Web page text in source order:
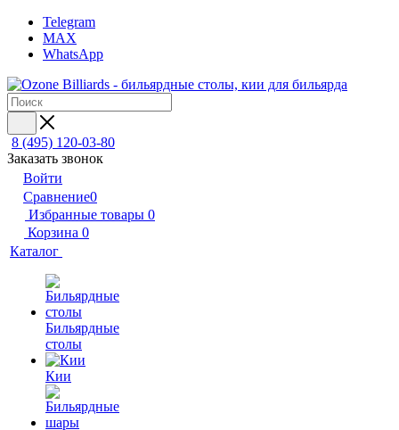
Telegram
MAX
WhatsApp
8 (495) 120-03-80
Заказать звонок
Войти
Сравнение0
Избранные товары 0
Корзина 0
Каталог
Бильярдные
столы
Кии